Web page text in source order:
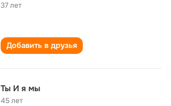
37 лет
Добавить в друзья
Ты И я мы
45 лет